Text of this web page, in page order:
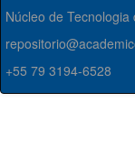
Núcleo de
+55 79 3194-6528